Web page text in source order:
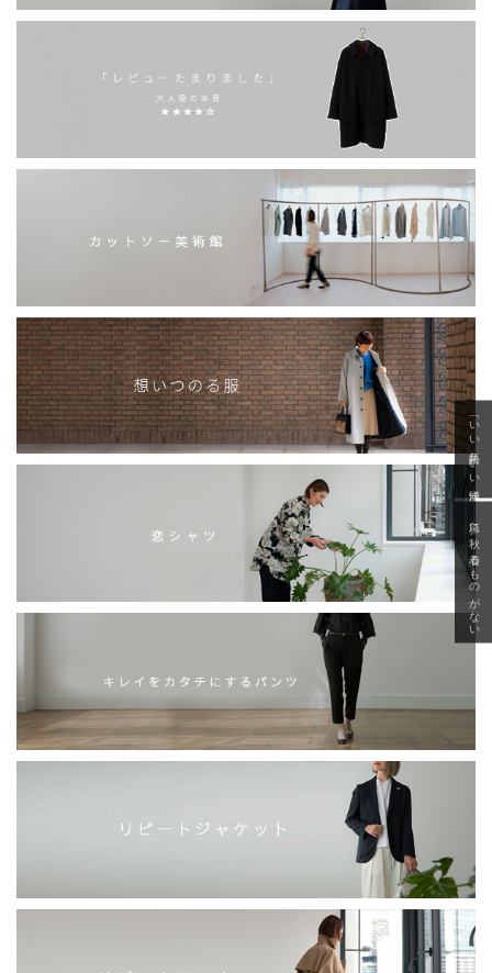
「いい年齢 いい洋服」
急に秋、着るものがない